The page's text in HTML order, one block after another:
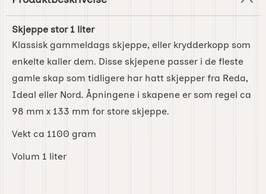
Skjeppe stor 1 liter
Klassisk gammeldags skjeppe, eller krydderkopp som
enkelte kaller dem. Disse skjepene passer i de fleste
gamle skap som tidligere har hatt skjepper fra Reda,
Ideal eller Nord. Åpningene i skapene er som regel ca
98 mm x 133 mm for store skjeppe.
Vekt ca 1100 gram
Volum 1 liter